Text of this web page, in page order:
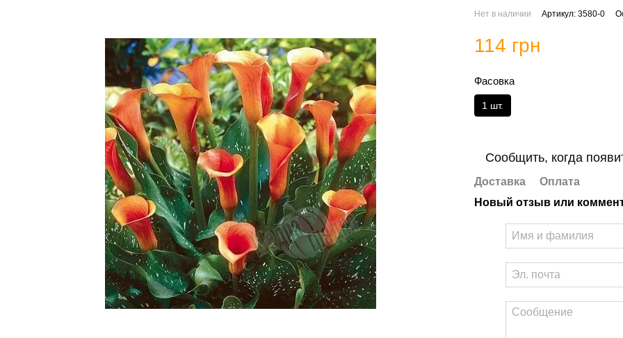
Нет в наличии Артикул: 3580-0
114 грн
Фасовка
1 шт.
Сообщить, когда
Доставка
Оплата
Новый отзыв или